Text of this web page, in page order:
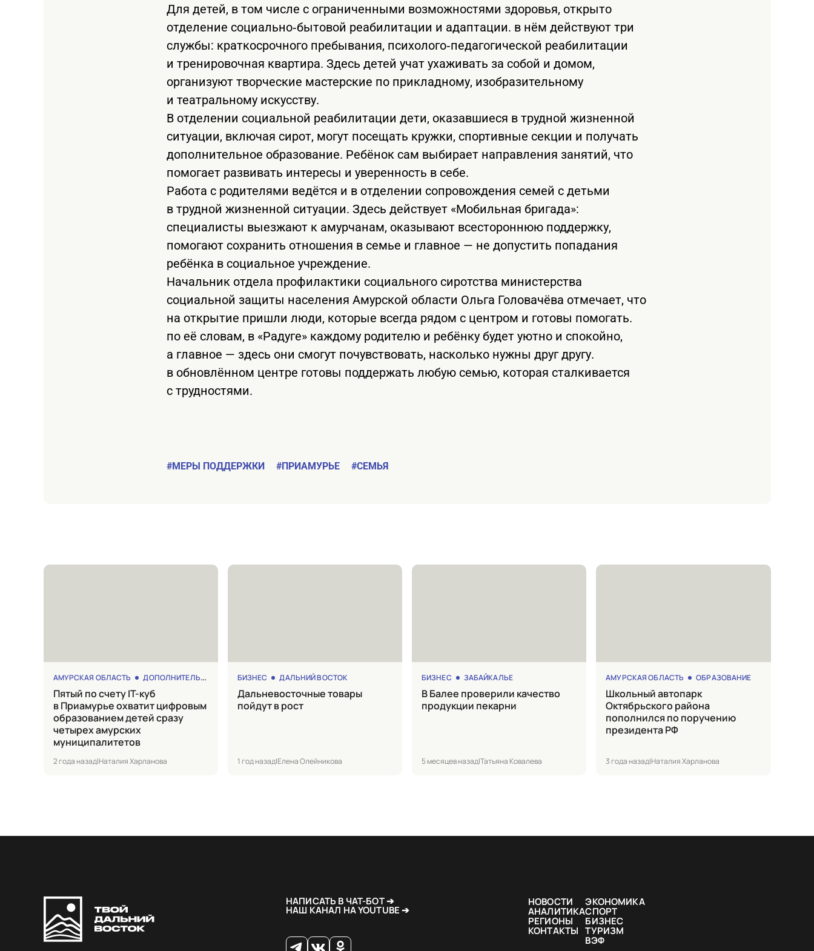
Для детей, в том числе с ограниченными возможностями здоровья, открыто
отделение социально‑бытовой реабилитации и адаптации. в нём действуют три
службы: краткосрочного пребывания, психолого‑педагогической реабилитации
и тренировочная квартира. Здесь детей учат ухаживать за собой и домом,
организуют творческие мастерские по прикладному, изобразительному
и театральному искусству.
В отделении социальной реабилитации дети, оказавшиеся в трудной жизненной
ситуации, включая сирот, могут посещать кружки, спортивные секции и получать
дополнительное образование. Ребёнок сам выбирает направления занятий, что
помогает развивать интересы и уверенность в себе.
Работа с родителями ведётся и в отделении сопровождения семей с детьми
в трудной жизненной ситуации. Здесь действует «Мобильная бригада»:
специалисты выезжают к амурчанам, оказывают всестороннюю поддержку,
помогают сохранить отношения в семье и главное — не допустить попадания
ребёнка в социальное учреждение.
Начальник отдела профилактики социального сиротства министерства
социальной защиты населения Амурской области Ольга Головачёва отмечает, что
на открытие пришли люди, которые всегда рядом с центром и готовы помогать.
по её словам, в «Радуге» каждому родителю и ребёнку будет уютно и спокойно,
а главное — здесь они смогут почувствовать, насколько нужны друг другу.
в обновлённом центре готовы поддержать любую семью, которая сталкивается
с трудностями.
#МЕРЫ ПОДДЕРЖКИ #ПРИАМУРЬЕ #СЕМЬЯ
АМУРСКАЯ ОБЛАСТЬ ДОПОЛНИТЕЛЬНОЕ ОБРАЗОВАНИЕ
Пятый по счету IT-куб
в Приамурье охватит цифровым
образованием детей сразу
четырех амурских
муниципалитетов
2 года назад|Наталия Харланова
БИЗНЕС ДАЛЬНИЙ ВОСТОК
Дальневосточные товары
пойдут в рост
1 год назад|Елена Олейникова
БИЗНЕС ЗАБАЙКАЛЬЕ
в Балее проверили качество
продукции пекарни
5 месяцев назад|Татьяна Ковалева
АМУРСКАЯ ОБЛАСТЬ ОБРАЗОВАНИЕ
Школьный автопарк
Октябрьского района
пополнился по поручению
президента РФ
3 года назад|Наталия Харланова
НАПИСАТЬ В ЧАТ-БОТ ➔
НАШ КАНАЛ НА YOUTUBE ➔
НОВОСТИ
АНАЛИТИКА
РЕГИОНЫ
КОНТАКТЫ
ЭКОНОМИКА
СПОРТ
БИЗНЕС
ТУРИЗМ
ВЭФ